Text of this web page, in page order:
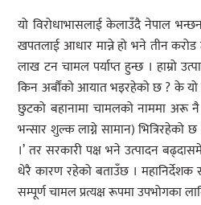
यो विरोधाभासलाई केलाउँदै नेपाल
खपतलाई आधार मान्ने हो भने तीन
लाख टन चामल पर्याप्त हुन्छ । हाम्रो
किन अर्बौंको आयात भइरहेको छ ? के यो
छुटको बहानामा चामलको नाममा अरू
भन्सार शुल्क लाग्ने सामान) भित्रिरहेको
।’ तर सरकारी पक्ष भने उत्पादन
धेरै कारण रहेको बताउँछ ।
सम्पूर्ण चामल प्रत्यक्ष रूपमा उपभोगका